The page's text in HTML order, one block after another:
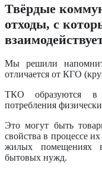
Твёрдые
отходы, с
Мы решили
отличается от КГО
ТКО образуются
потребления
Это могут быть
свойства в процессе
жилых помещениях
бытовых нужд.